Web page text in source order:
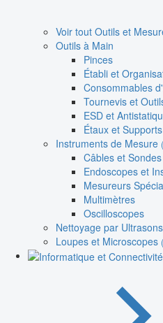
Voir tout Outils et
Outils à Main
Pinces
Établi et
Consommables
Tournevis et
ESD et
Étaux et Supports
Instruments de Mesure
Câbles et
Endoscopes et
Mesureurs
Multimètres
Oscilloscopes
Nettoyage par Ultrasons
Loupes et Microscopes